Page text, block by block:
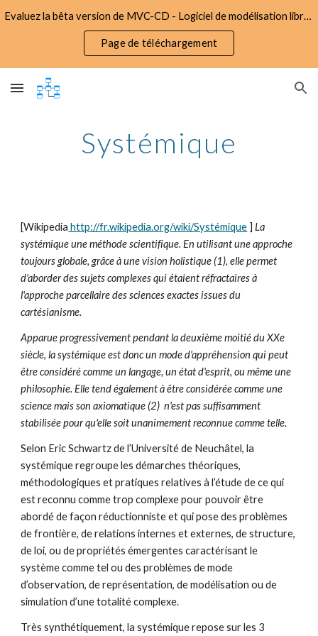
Evaluez la bêta version de MVC-CD - Logiciel de modélisation libre d'utilisation et gratuit
Page de téléchargement
Systémique
[Wikipedia http://fr.wikipedia.org/wiki/Systémique ] La
systémique une méthode scientifique. En utilisant une approche
toujours globale, grâce à une vision holistique (1), elle permet
d'aborder des sujets complexes qui étaient réfractaires à
l'approche parcellaire des sciences exactes issues du
cartésianisme.
Apparue progressivement pendant la deuxième moitié du XXe
siècle, la systémique est donc un mode d'appréhension qui peut
être considéré comme un langage, un état d'esprit, ou même une
philosophie. Elle tend également à être considérée comme une
science mais son axiomatique (2)  n'est pas suffisamment
stabilisée pour qu'elle soit unanimement reconnue comme telle.
Selon Eric Schwartz de l’Université de Neuchâtel, la
systémique regroupe les démarches théoriques,
méthodologiques et pratiques relatives à l’étude de ce qui
est reconnu comme trop complexe pour pouvoir être
abordé de façon réductionniste et qui pose des problèmes
de frontière, de relations internes et externes, de structure,
de loi, ou de propriétés émergentes caractérisant le
système comme tel ou des problèmes de mode
d’observation, de représentation, de modélisation ou de
simulation d’une totalité complexe.
Très synthétiquement, la systémique repose sur les 3